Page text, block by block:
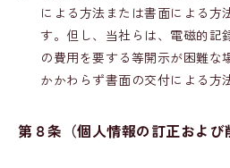
による方法または書面による方
す。但し、当社らは、電磁的記
の費用を要する等開示が困難な
かかわらず書面の交付による方
第８条（個人情報の訂正および